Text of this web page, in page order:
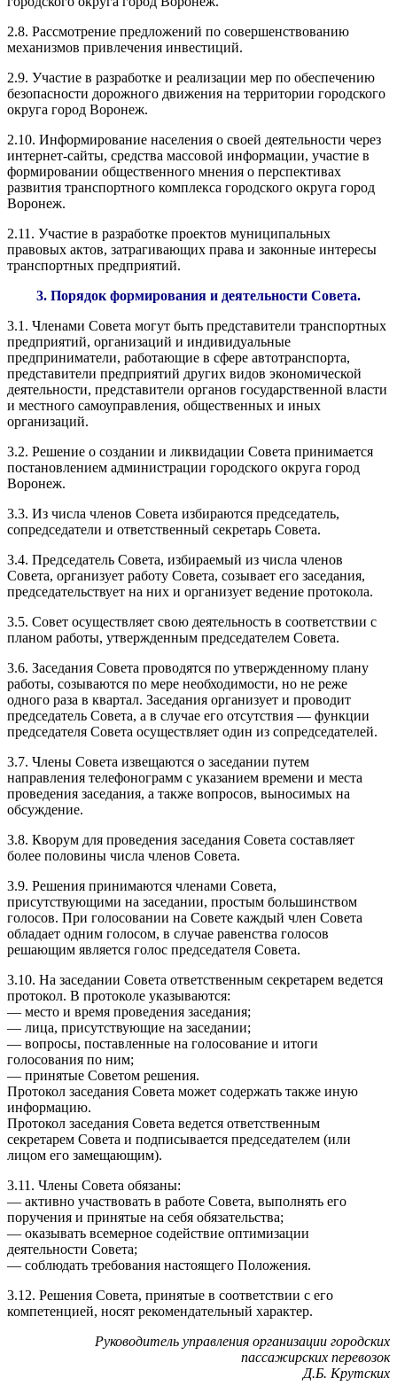
2.8. Рассмотрение предложений по совершенствованию
механизмов привлечения инвестиций.
2.9. Участие в разработке и реализации мер по обеспечению
безопасности дорожного движения на территории городского
округа город Воронеж.
2.10. Информирование населения о своей деятельности через
интернет-сайты, средства массовой информации, участие в
формировании общественного мнения о перспективах
развития транспортного комплекса городского округа город
Воронеж.
2.11. Участие в разработке проектов муниципальных
правовых актов, затрагивающих права и законные интересы
транспортных предприятий.
3. Порядок формирования и деятельности Совета.
3.1. Членами Совета могут быть представители транспортных
предприятий, организаций и индивидуальные
предприниматели, работающие в сфере автотранспорта,
представители предприятий других видов экономической
деятельности, представители органов государственной власти
и местного самоуправления, общественных и иных
организаций.
3.2. Решение о создании и ликвидации Совета принимается
постановлением администрации городского округа город
Воронеж.
3.3. Из числа членов Совета избираются председатель,
сопредседатели и ответственный секретарь Совета.
3.4. Председатель Совета, избираемый из числа членов
Совета, организует работу Совета, созывает его заседания,
председательствует на них и организует ведение протокола.
3.5. Совет осуществляет свою деятельность в соответствии с
планом работы, утвержденным председателем Совета.
3.6. Заседания Совета проводятся по утвержденному плану
работы, созываются по мере необходимости, но не реже
одного раза в квартал. Заседания организует и проводит
председатель Совета, а в случае его отсутствия — функции
председателя Совета осуществляет один из сопредседателей.
3.7. Члены Совета извещаются о заседании путем
направления телефонограмм с указанием времени и места
проведения заседания, а также вопросов, выносимых на
обсуждение.
3.8. Кворум для проведения заседания Совета составляет
более половины числа членов Совета.
3.9. Решения принимаются членами Совета,
присутствующими на заседании, простым большинством
голосов. При голосовании на Совете каждый член Совета
обладает одним голосом, в случае равенства голосов
решающим является голос председателя Совета.
3.10. На заседании Совета ответственным секретарем ведется
протокол. В протоколе указываются:
— место и время проведения заседания;
— лица, присутствующие на заседании;
— вопросы, поставленные на голосование и итоги
голосования по ним;
— принятые Советом решения.
Протокол заседания Совета может содержать также иную
информацию.
Протокол заседания Совета ведется ответственным
секретарем Совета и подписывается председателем (или
лицом его замещающим).
3.11. Члены Совета обязаны:
— активно участвовать в работе Совета, выполнять его
поручения и принятые на себя обязательства;
— оказывать всемерное содействие оптимизации
деятельности Совета;
— соблюдать требования настоящего Положения.
3.12. Решения Совета, принятые в соответствии с его
компетенцией, носят рекомендательный характер.
Руководитель управления организации городских
пассажирских перевозок
Д.Б. Крутских